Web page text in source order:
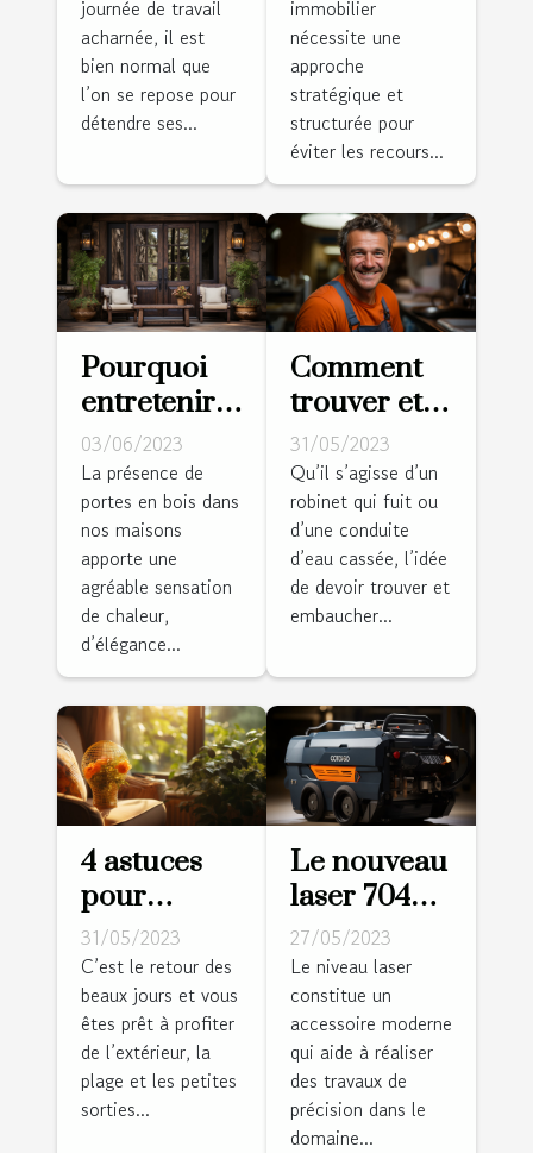
couette
pour son
confort ?
journée de travail
acharnée, il est
bien normal que
l’on se repose pour
détendre ses...
d'une vente
appréciable
?
immobilier
nécessite une
approche
stratégique et
structurée pour
éviter les recours...
Pourquoi
entretenir
une porte
en bois ?
03/06/2023
La présence de
portes en bois dans
nos maisons
apporte une
agréable sensation
de chaleur,
d’élégance...
Comment
trouver et
embaucher
de bons
plombiers ?
31/05/2023
Qu’il s’agisse d’un
robinet qui fuit ou
d’une conduite
d’eau cassée, l’idée
de devoir trouver et
embaucher...
4 astuces
pour
rafraîchir
votre
logement
31/05/2023
C’est le retour des
beaux jours et vous
êtes prêt à profiter
de l’extérieur, la
plage et les petites
sorties...
Le nouveau
laser 704CG
: pourquoi
l'adopter ?
27/05/2023
Le niveau laser
constitue un
accessoire moderne
qui aide à réaliser
des travaux de
précision dans le
domaine...